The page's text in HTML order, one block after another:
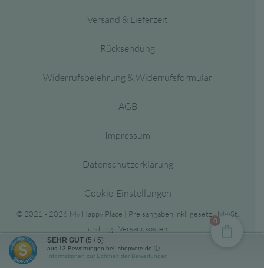
Versand & Lieferzeit
Rücksendung
Widerrufsbelehrung & Widerrufsformular
AGB
Impressum
Datenschutzerklärung
Cookie-Einstellungen
© 2021 - 2026 My Happy Place | Preisangaben inkl. gesetzl. MwSt.
und zzgl. Versandkosten
0
SEHR GUT (5 / 5)
aus 13 Bewertungen bei: shopvote.de ⓘ
Informationen zur Echtheit der Bewertungen